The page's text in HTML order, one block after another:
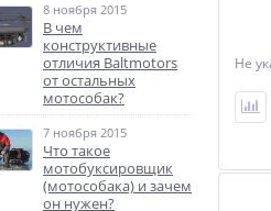
8 ноября 2015
В чем
конструктивные
отличия Baltmotors
от остальных
мотособак?
7 ноября 2015
Что такое
мотобуксировщик
(мотособака) и зачем
он нужен?
Не